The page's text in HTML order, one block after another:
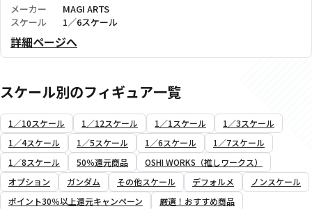
メーカー
MAGI ARTS
スケール
1／6スケール
詳細ページへ
スケール別のフィギュア一覧
1／10スケール 1／12スケール 1／1スケール
1／3スケール
1／4スケール
1／5スケール 1／6スケール
1／7スケール
1／8スケール
50％還元商品
OSHI WORKS（推しワークス）
オプション
ガンダム その他スケール デフォルメ
ノンスケール
ポイント30％以上還元キャンペーン
厳選！おすすめ商品